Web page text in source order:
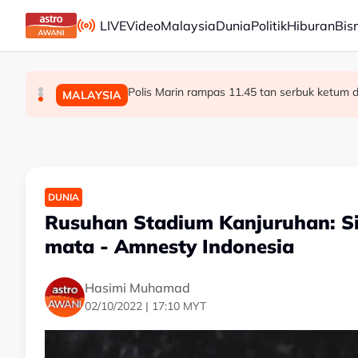
Skip to main content
LIVEVideoMalaysiaDuniaPolitikHiburan
MALAYSIA Kes penagihan dadah di Terengganu turun
MALAYSIA Pengalaman Malaysia tangani
MALAYSIA Polis Marin rampas 11.45 tan serbuk ketum
DUNIA
Rusuhan Stadium Kanjuruhan:
mata - Amnesty Indonesia
Hasimi Muhamad
02/10/2022 | 17:10 MYT